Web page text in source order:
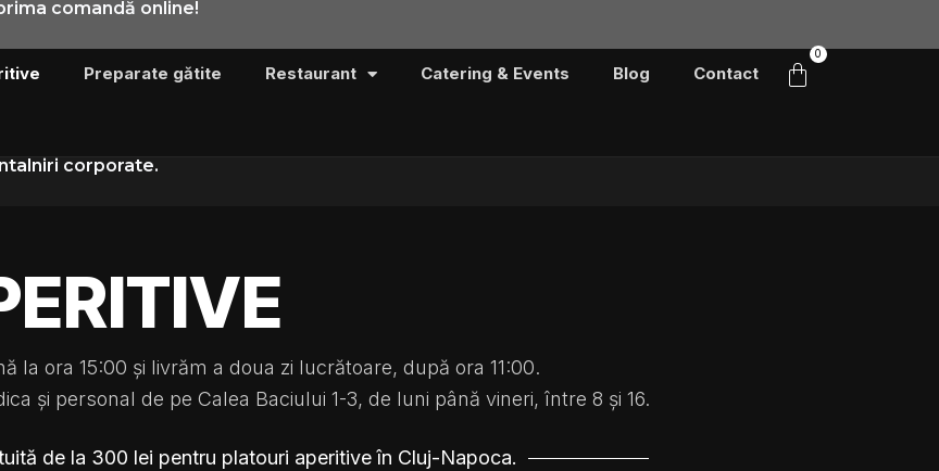
comandă online!
corporate.
Preparate gătite Restaurant Catering & Events Blog Contact
0
Cart
la ora 15:00 şi livrăm a doua zi lucrătoare, după ora 11:00.
și personal de pe Calea Baciului 1-3, de luni până vineri, între 8 și 16.
de la 300 lei pentru platouri aperitive în Cluj-Napoca.